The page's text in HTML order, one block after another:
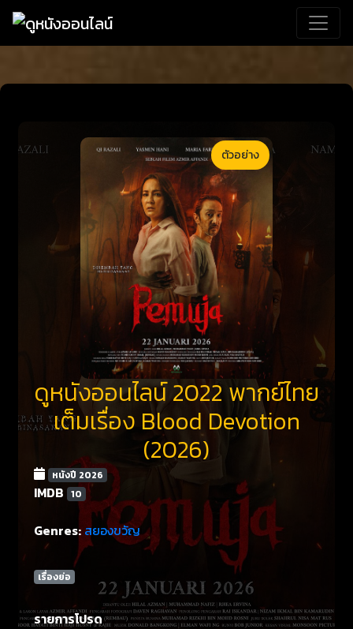
ตัวอย่าง
ดูหนังออนไลน์ 2022 พากย์ไทย
เต็มเรื่อง Blood Devotion
(2026)
หนังปี 2026
IMDB 10
Genres: สยองขวัญ
เรื่องย่อ
รายการโปรด